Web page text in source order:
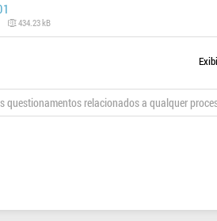
434.23 kB
questionamentos relacionados a qualquer